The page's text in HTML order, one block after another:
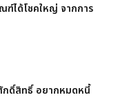
ฑ์ได้โชคใหญ่ จากการ
กดิ์สิทธิ์ อยากหมดหนี้